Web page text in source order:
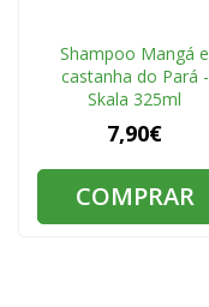
Shampoo Mangá e
castanha do Pará -
Skala 325ml
7,90€
COMPRAR